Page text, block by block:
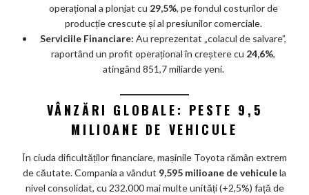
operațional a plonjat cu 29,5%, pe fondul costurilor de
producție crescute și al presiunilor comerciale.
Serviciile Financiare: Au reprezentat „colacul de salvare”,
raportând un profit operațional în creștere cu 24,6%,
atingând 851,7 miliarde yeni.
VÂNZĂRI GLOBALE: PESTE 9,5
MILIOANE DE VEHICULE
În ciuda dificultăților financiare, mașinile Toyota rămân extrem
de căutate. Compania a vândut 9,595 milioane de vehiculela
nivel consolidat, cu 232.000 mai multe unități (+2,5%) față de